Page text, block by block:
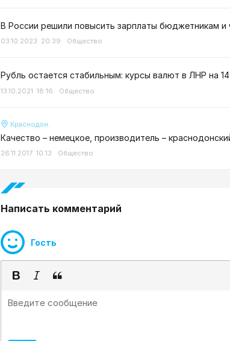
В России решили повысить зарплаты бюджетникам и
03.10.2023 20:39 Общество
Рубль остается стабильным: курсы валют в ЛНР на
13.10.2021 18:16 Общество
Краснодон
Качество – немецкое, производитель –
26.11.2017 10:13 Общество
Написать комментарий
Гость